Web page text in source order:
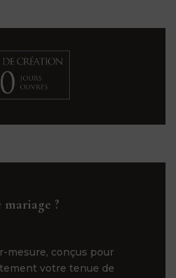
?
mesure, conçus pour
votre tenue de